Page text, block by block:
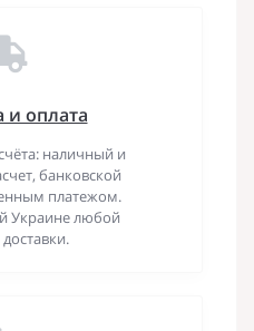
и оплата
наличный и
банковской
платежом.
Украине любой